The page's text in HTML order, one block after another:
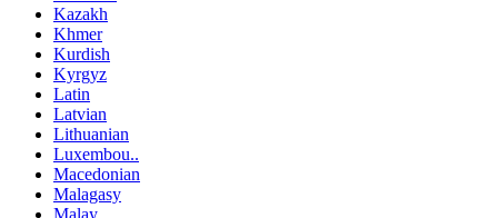
Kazakh
Khmer
Kurdish
Kyrgyz
Latin
Latvian
Lithuanian
Luxembou..
Macedonian
Malagasy